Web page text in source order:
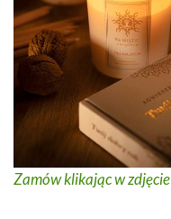
Zamów klikając w zdjęcie